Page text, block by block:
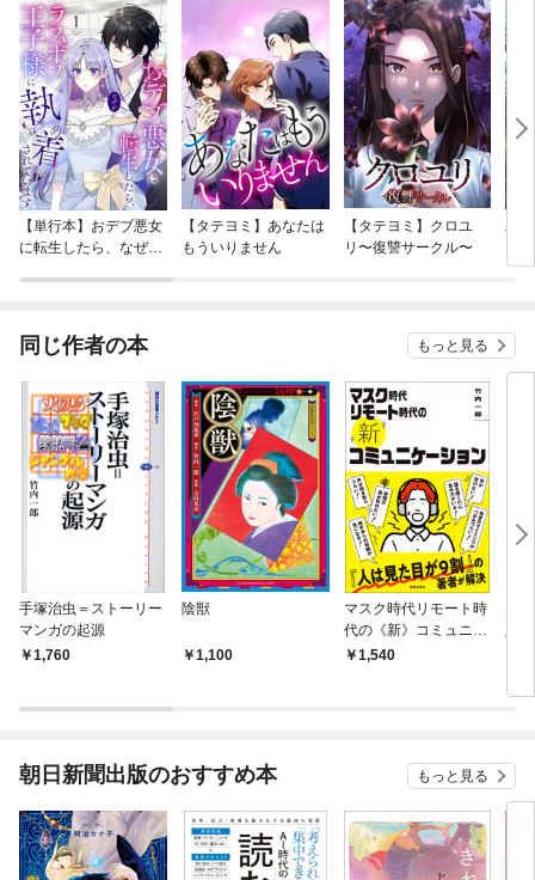
【単行本】おデブ悪女
に転生したら、なぜか
【タテヨミ】あなたは
もういりません
【タテヨミ】クロユ
リ〜復讐サークル〜
バ
今
同じ作者の本 もっと見る
手塚治虫＝ストーリー
マンガの起源
1,760
陰獣
1,100
マスク時代リモート時
代の《新》コミュニケ
ーション
1,540
朝日新聞出版のおすすめ本 もっと見る